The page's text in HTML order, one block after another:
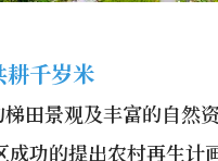
耕千岁米
田景观及丰富的自然
功的提出农村再生计